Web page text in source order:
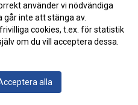
i
2025-10-18 22:01
för Kalle
med två IFKare i
använder vi nödvändiga
går inte att stänga av.
cookies, t.ex. för statistik
om du vill acceptera dessa.
alla